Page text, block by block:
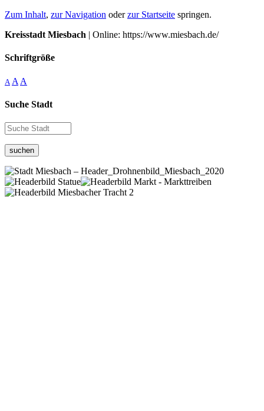
Zum Inhalt, zur Navigation oderzur Startseite springen.
Kreisstadt Miesbach | Online: https://www.miesbach.de/
Schriftgröße
A A A
Suche Stadt
suchen